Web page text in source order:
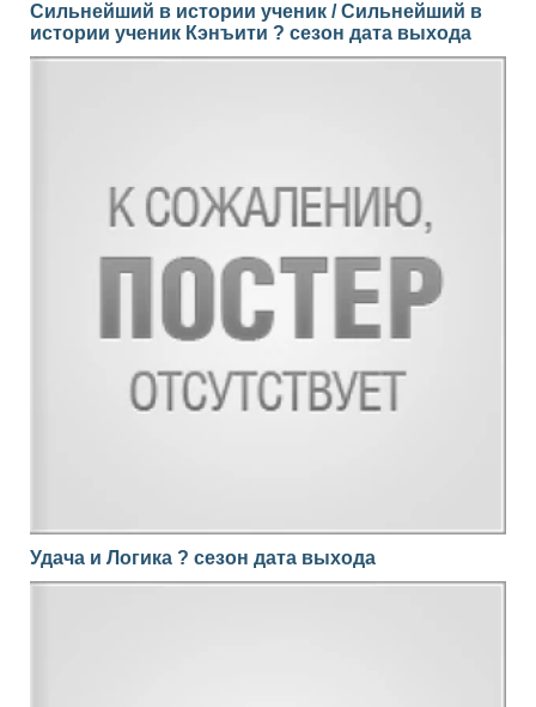
Сильнейший в истории ученик / Сильнейший в
истории ученик Кэнъити ? сезон дата выхода
Удача и Логика ? сезон дата выхода